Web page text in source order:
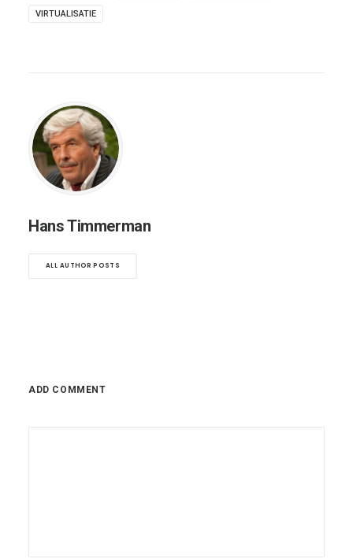
VIRTUALISATIE
Hans Timmerman
ALL AUTHOR POSTS
ADD COMMENT